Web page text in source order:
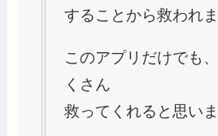
することから救われま
このアプリだけでも
くさん
救ってくれると思いま